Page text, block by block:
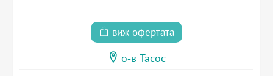
виж офертата
о-в Тасос